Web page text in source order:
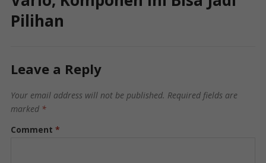
Pilihan
Leave a Reply
Your email address will not be published. Required fields are
marked *
Comment *